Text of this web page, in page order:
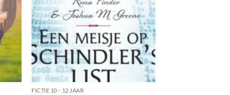
FICTIE 10 - 12 JAAR